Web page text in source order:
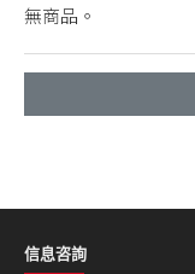
無商品。
信息咨詢